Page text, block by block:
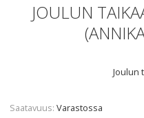
JOULUN
Joulun
Saatavuus Varastossa